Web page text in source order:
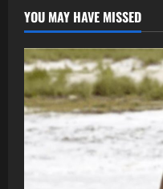
YOU MAY HAVE MISSED